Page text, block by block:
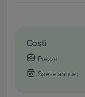
Costi
Prezzo:
Spese annue: